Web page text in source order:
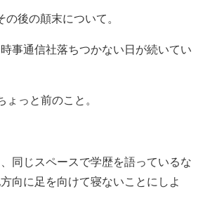
後の顛末について。
事通信社落ちつかない日が続いてい
っと前のこと。
同じスペースで学歴を語っているな
向に足を向けて寝ないことにしよ